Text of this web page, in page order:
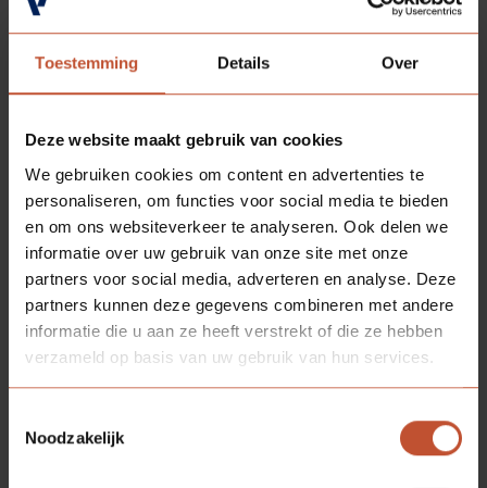
Toestemming Details Over
Deze website maakt gebruik van cookies
We gebruiken cookies om content en advertenties te
personaliseren, om functies voor social media te bieden
en om ons websiteverkeer te analyseren. Ook delen we
informatie over uw gebruik van onze site met onze
partners voor social media, adverteren en analyse. Deze
partners kunnen deze gegevens combineren met andere
informatie die u aan ze heeft verstrekt of die ze hebben
verzameld op basis van uw gebruik van hun services.
Noodzakelijk